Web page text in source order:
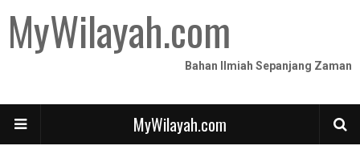
MyWilayah.com
Bahan Ilmiah Sepanjang Zaman
MyWilayah.com